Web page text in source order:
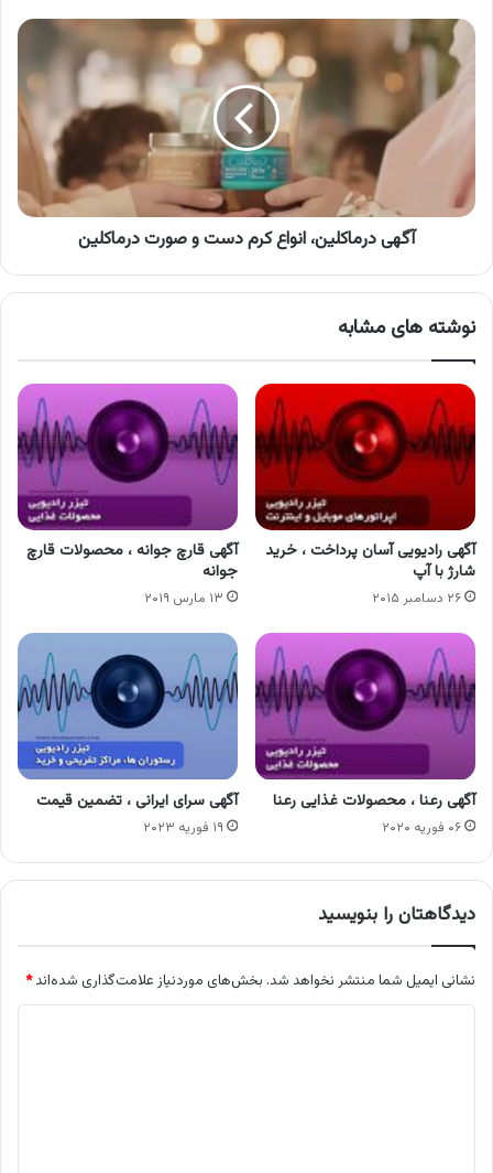
آگهی
درماکلین،
انواع
دست
صورت
درماکلین
آگهی درماکلین، انواع کرم دست و صورت درماکلین
نوشته های مشابه
آگهی رادیویی آسان پرداخت ، خرید
شارژ با آپ
۲۶ دسامبر ۲۰۱۵
آگهی قارچ جوانه ، محصولات قارچ
جوانه
۱۳ مارس ۲۰۱۹
آگهی رعنا ، محصولات غذایی رعنا
۰۶ فوریه ۲۰۲۰
آگهی سرای ایرانی ، تضمین قیمت
۱۹ فوریه ۲۰۲۳
دیدگاهتان را بنویسید
نشانی ایمیل شما منتشر نخواهد شد. بخش‌های موردنیاز علامت‌گذاری شده‌اند*